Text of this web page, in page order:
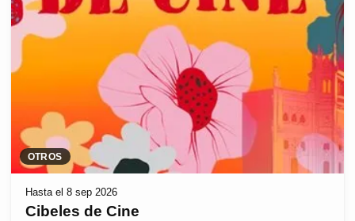
OTROS
Hasta el 8 sep 2026
Cibeles de Cine